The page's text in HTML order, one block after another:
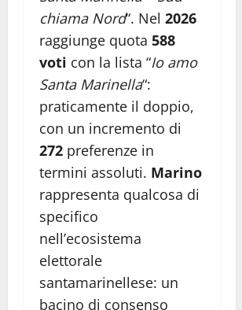
chiama Nord“. Nel 2026
raggiunge quota 588
voti con la lista “Io amo
Santa Marinella“:
praticamente il doppio,
con un incremento di
272 preferenze in
termini assoluti. Marino
rappresenta qualcosa di
specifico
nell’ecosistema
elettorale
santamarinellese: un
bacino di consenso